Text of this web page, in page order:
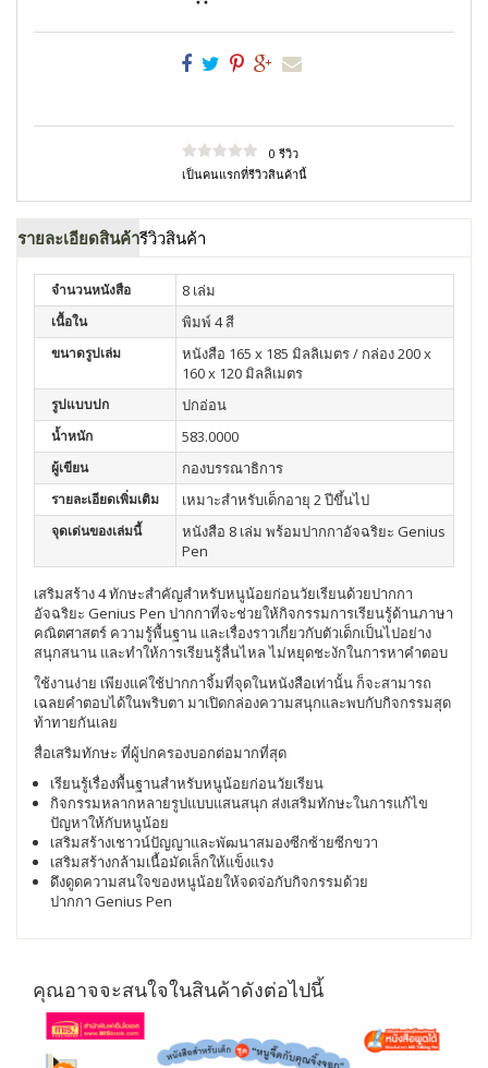
0 รีวิว
เป็นคนแรกที่รีวิวสินค้านี้
รายละเอียดสินค้ารีวิวสินค้า
จำนวนหนังสือ 8 เล่ม
เนื้อใน พิมพ์ 4 สี
ขนาดรูปเล่ม
หนังสือ 165 x 185 มิลลิเมตร / กล่อง 200 x
160 x 120 มิลลิเมตร
รูปแบบปก ปกอ่อน
น้ำหนัก 583.0000
ผู้เขียน กองบรรณาธิการ
รายละเอียดเพิ่มเติม เหมาะสำหรับเด็กอายุ 2 ปีขึ้นไป
จุดเด่นของเล่มนี้
หนังสือ 8 เล่ม พร้อมปากกาอัจฉริยะ Genius
Pen
เสริมสร้าง 4 ทักษะสำคัญสำหรับหนูน้อยก่อนวัยเรียนด้วยปากกา
อัจฉริยะ Genius Pen ปากกาที่จะช่วยให้กิจกรรมการเรียนรู้ด้านภาษา
คณิตศาสตร์ ความรู้พื้นฐาน และเรื่องราวเกี่ยวกับตัวเด็กเป็นไปอย่าง
สนุกสนาน และทำให้การเรียนรู้ลื่นไหล ไม่หยุดชะงักในการหาคำตอบ
ใช้งานง่าย เพียงแค่ใช้ปากกาจิ้มที่จุดในหนังสือเท่านั้น ก็จะสามารถ
เฉลยคำตอบได้ในพริบตา มาเปิดกล่องความสนุกและพบกับกิจกรรมสุด
ท้าทายกันเลย
สื่อเสริมทักษะ ที่ผู้ปกครองบอกต่อมากที่สุด
เรียนรู้เรื่องพื้นฐานสำหรับหนูน้อยก่อนวัยเรียน
กิจกรรมหลากหลายรูปแบบแสนสนุก ส่งเสริมทักษะในการแก้ไข
ปัญหาให้กับหนูน้อย
เสริมสร้างเชาวน์ปัญญาและพัฒนาสมองซีกซ้ายซีกขวา
เสริมสร้างกล้ามเนื้อมัดเล็กให้แข็งแรง
ดึงดูดความสนใจของหนูน้อยให้จดจ่อกับกิจกรรมด้วย
ปากกา Genius Pen
คุณอาจจะสนใจในสินค้าดังต่อไปนี้